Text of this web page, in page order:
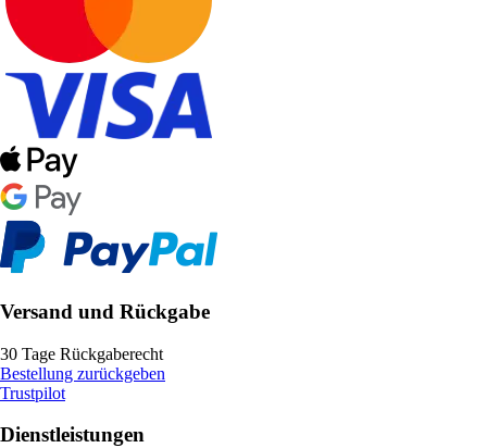
Versand und Rückgabe
30 Tage Rückgaberecht
Bestellung zurückgeben
Trustpilot
Dienstleistungen